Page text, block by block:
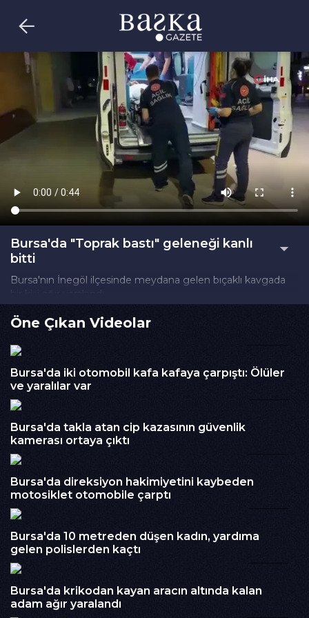
Bursa'da "Toprak bastı" geleneği kanlı
bitti
Bursa'nın İnegöl ilçesinde meydana gelen bıçaklı kavgada
bir kişi ağır yaralandı.
İzlenme : 248
Kategori :
Embed Kodu :
Öne Çıkan Videolar
Bursa'da iki otomobil kafa kafaya çarpıştı: Ölüler
ve yaralılar var
Bursa'da takla atan cip kazasının güvenlik
kamerası ortaya çıktı
Bursa'da direksiyon hakimiyetini kaybeden
motosiklet otomobile çarptı
Bursa'da 10 metreden düşen kadın, yardıma
gelen polislerden kaçtı
Bursa'da krikodan kayan aracın altında kalan
adam ağır yaralandı